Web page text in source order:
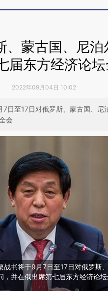
、蒙古国、尼
届东方经济论
2022年09月04日 10:02
日至17日对俄罗斯、蒙古国、尼
会
战书将于9月7日至17日对俄罗斯
，并在俄出席第七届东方经济论